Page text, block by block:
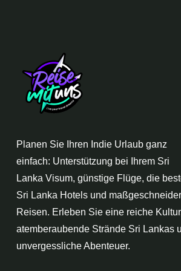
Planen Sie Ihren Indie Urlaub ganz
einfach: Unterstützung bei Ihrem Sri
Lanka Visum, günstige Flüge, die
Sri Lanka Hotels und
Reisen. Erleben Sie eine reiche
atemberaubende Strände Sri Lankas
unvergessliche Abenteuer.